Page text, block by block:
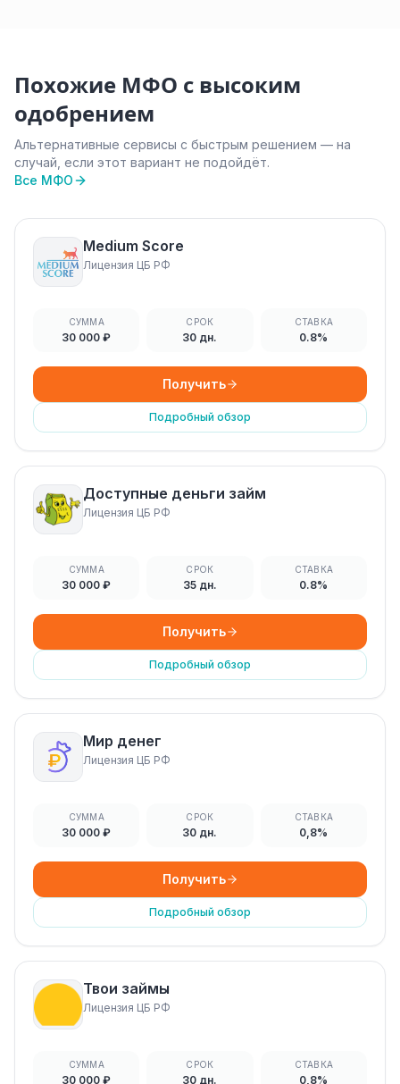
Похожие МФО с высоким
одобрением
Альтернативные сервисы с быстрым решением — на
случай, если этот вариант не подойдёт.
Все МФО
Medium Score
Лицензия ЦБ РФ
СУММА
30 000 ₽
СРОК
30 дн.
СТАВКА
0.8%
Получить
Подробный обзор
Доступные деньги займ
Лицензия ЦБ РФ
СУММА
30 000 ₽
СРОК
35 дн.
СТАВКА
0.8%
Получить
Подробный обзор
Мир денег
Лицензия ЦБ РФ
СУММА
30 000 ₽
СРОК
30 дн.
СТАВКА
0,8%
Получить
Подробный обзор
Твои займы
Лицензия ЦБ РФ
СУММА
30 000 ₽
СРОК
30 дн.
СТАВКА
0,8%